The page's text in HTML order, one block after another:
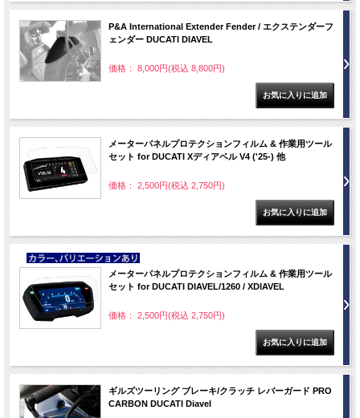
P&A International Extender Fender / エクステンダーフ
ェンダー DUCATI DIAVEL
価格： 8,000円(税込 8,800円)
メーターパネルプロテクションフィルム & 作業用ツール
セット for DUCATI Xディアベル V4 ('25-) 他
価格： 2,500円(税込 2,750円)
NEW
メーターパネルプロテクションフィルム & 作業用ツール
セット for DUCATI DIAVEL/1260 / XDIAVEL
価格： 2,500円(税込 2,750円)
ギルズツーリング ブレーキ/クラッチ レバーガード PRO
CARBON DUCATI Diavel